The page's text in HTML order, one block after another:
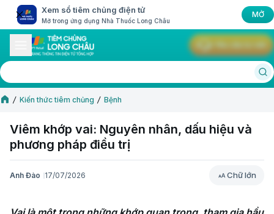
Xem sổ tiêm chủng điện tử
Mở trong ứng dụng Nhà Thuốc Long Châu
MỞ
Kiến thức tiêm chủng Bệnh
Viêm khớp vai: Nguyên nhân, dấu hiệu và
phương pháp điều trị
Anh Đào 17/07/2026 Chữ lớn
Chữ lớn